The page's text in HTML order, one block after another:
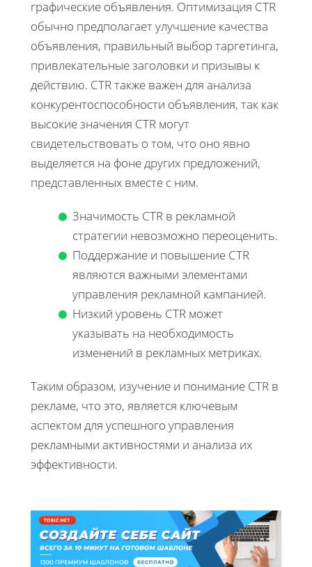
графические объявления. Оптимизация CTR
обычно предполагает улучшение качества
объявления, правильный выбор таргетинга,
привлекательные заголовки и призывы к
действию. CTR также важен для анализа
конкурентоспособности объявления, так как
высокие значения CTR могут
свидетельствовать о том, что оно явно
выделяется на фоне других предложений,
представленных вместе с ним.
Значимость CTR в рекламной
стратегии невозможно переоценить.
Поддержание и повышение CTR
являются важными элементами
управления рекламной кампанией.
Низкий уровень CTR может
указывать на необходимость
изменений в рекламных метриках.
Таким образом, изучение и понимание CTR в
рекламе, что это, является ключевым
аспектом для успешного управления
рекламными активностями и анализа их
эффективности.